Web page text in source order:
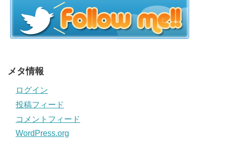
メタ情報
ログイン
投稿フィード
コメントフィード
WordPress.org